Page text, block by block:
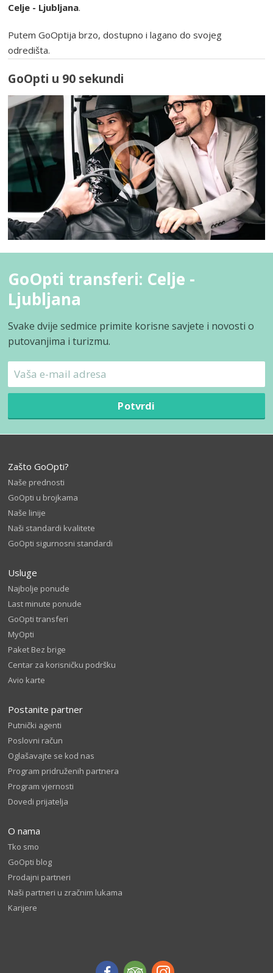
Celje - Ljubljana.
Putem GoOptija brzo, dostupno i lagano do svojeg
odredišta.
GoOpti u 90 sekundi
GoOpti transferi: Celje -
Ljubljana
Svake dvije sedmice primite korisne savjete i novosti o
putovanjima i turizmu.
Potvrdi
Zašto GoOpti?
Naše prednosti
GoOpti u brojkama
Naše linije
Naši standardi kvalitete
GoOpti sigurnosni standardi
Usluge
Najbolje ponude
Last minute ponude
GoOpti transferi
MyOpti
Paket Bez brige
Centar za korisničku podršku
Avio karte
Postanite partner
Putnički agenti
Poslovni račun
Oglašavajte se kod nas
Program pridruženih partnera
Program vjernosti
Dovedi prijatelja
O nama
Tko smo
GoOpti blog
Prodajni partneri
Naši partneri u zračnim lukama
Karijere